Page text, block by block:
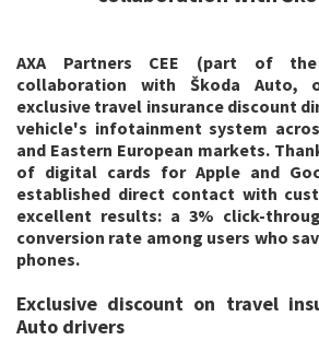
AXA Partners CEE (part of
collaboration with Škoda Auto,
exclusive travel insurance discount
vehicle's infotainment system
and Eastern European markets.
of digital cards for Apple and
established direct contact with
excellent results: a 3% click-
conversion rate among users who
phones.
Exclusive discount on travel
Auto drivers